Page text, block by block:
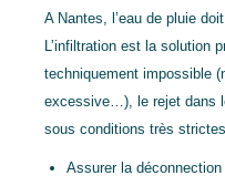
A Nantes, l’eau de pluie
L’infiltration est la solution
techniquement impossible
excessive…), le rejet dans
sous conditions très
Assurer la